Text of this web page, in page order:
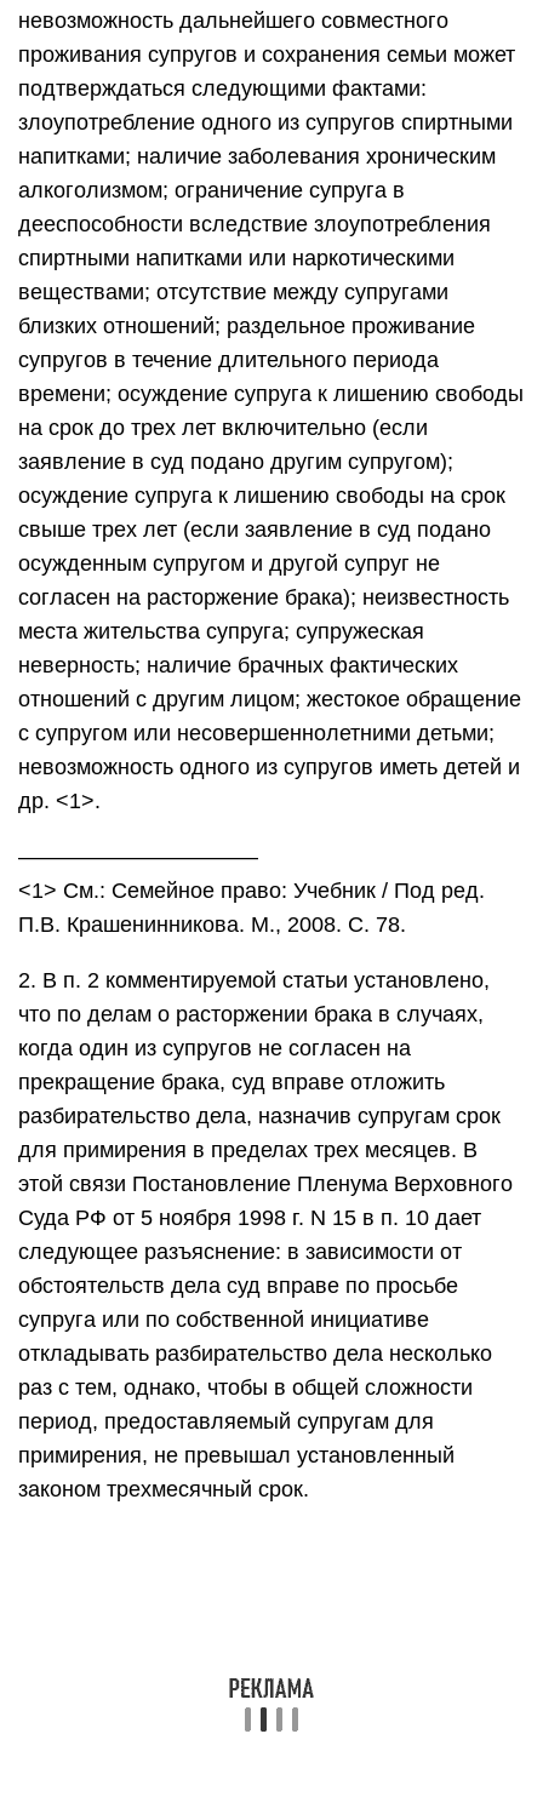
невозможность дальнейшего совместного
проживания супругов и сохранения семьи может
подтверждаться следующими фактами:
злоупотребление одного из супругов спиртными
напитками; наличие заболевания хроническим
алкоголизмом; ограничение супруга в
дееспособности вследствие злоупотребления
спиртными напитками или наркотическими
веществами; отсутствие между супругами
близких отношений; раздельное проживание
супругов в течение длительного периода
времени; осуждение супруга к лишению свободы
на срок до трех лет включительно (если
заявление в суд подано другим супругом);
осуждение супруга к лишению свободы на срок
свыше трех лет (если заявление в суд подано
осужденным супругом и другой супруг не
согласен на расторжение брака); неизвестность
места жительства супруга; супружеская
неверность; наличие брачных фактических
отношений с другим лицом; жестокое обращение
с супругом или несовершеннолетними детьми;
невозможность одного из супругов иметь детей и
др. <1>.
———————————
<1> См.: Семейное право: Учебник / Под ред.
П.В. Крашенинникова. М., 2008. С. 78.
2. В п. 2 комментируемой статьи установлено,
что по делам о расторжении брака в случаях,
когда один из супругов не согласен на
прекращение брака, суд вправе отложить
разбирательство дела, назначив супругам срок
для примирения в пределах трех месяцев. В
этой связи Постановление Пленума Верховного
Суда РФ от 5 ноября 1998 г. N 15 в п. 10 дает
следующее разъяснение: в зависимости от
обстоятельств дела суд вправе по просьбе
супруга или по собственной инициативе
откладывать разбирательство дела несколько
раз с тем, однако, чтобы в общей сложности
период, предоставляемый супругам для
примирения, не превышал установленный
законом трехмесячный срок.